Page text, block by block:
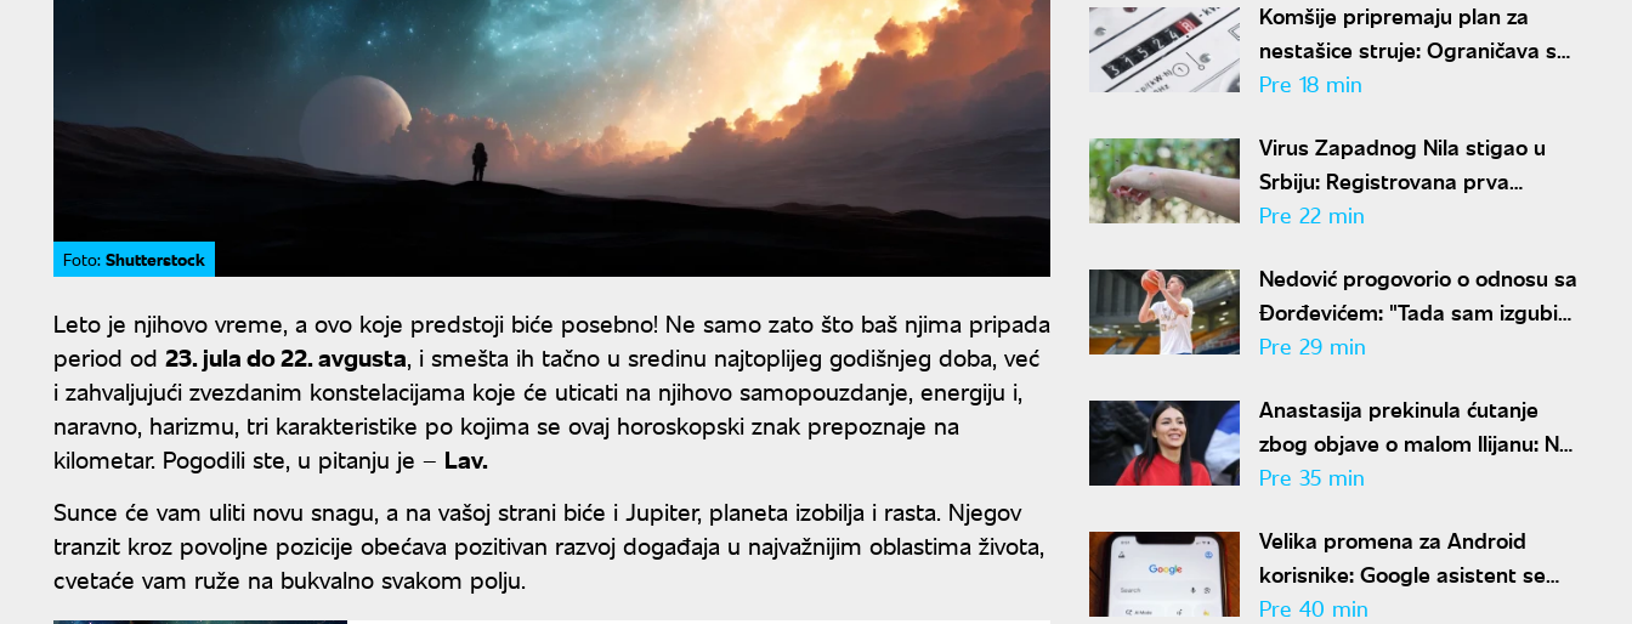
Foto: Shutterstock
Leto je njihovo vreme, a ovo koje predstoji biće posebno! Ne samo zato što baš njima pripada
period od 23. jula do 22. avgusta, i smešta ih tačno u sredinu najtoplijeg godišnjeg doba, već
i zahvaljujući zvezdanim konstelacijama koje će uticati na njihovo samopouzdanje, energiju i,
naravno, harizmu, tri karakteristike po kojima se ovaj horoskopski znak prepoznaje na
kilometar. Pogodili ste, u pitanju je – Lav.
Sunce će vam uliti novu snagu, a na vašoj strani biće i Jupiter, planeta izobilja i rasta. Njegov
tranzit kroz povoljne pozicije obećava pozitivan razvoj događaja u najvažnijim oblastima života,
cvetaće vam ruže na bukvalno svakom polju.
Komšije pripremaju plan za
nestašice struje: Ograničava se
potrošnja električne energije
Pre 18 min
Virus Zapadnog Nila stigao u
Srbiju: Registrovana prva
obolevanja, lekari izdali hitan
Pre 22 min
Nedović progovorio o odnosu sa
Đorđevićem: "Tada sam izgubio
njegovo poverenje zauvek"
Pre 29 min
Anastasija prekinula ćutanje
zbog objave o malom Ilijanu: Na
ove reči zaove morala je da
Pre 35 min
Velika promena za Android
korisnike: Google asistent se
gasi, poznat tačan datum
Pre 40 min